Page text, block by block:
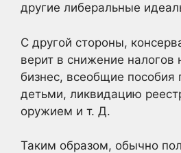
другие либеральные
С другой стороны,
верит в снижение налогов
бизнес, всеобщие пособия
детьми, ликвидацию
оружием и т. Д.
Таким образом, обычно